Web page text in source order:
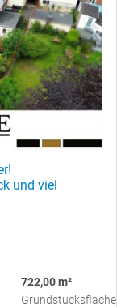
und viel
722,00 m²
Grundstücksfläche